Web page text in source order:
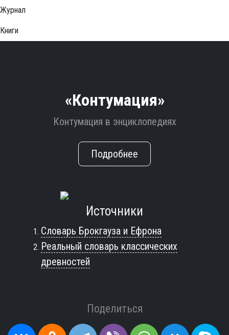
Журнал
Книги
«Контумация»
Контумация в энциклопедиях
Подробнее
Источники
Словарь Брокгауза и Ефрона
Реальный словарь классических
древностей
Поделиться